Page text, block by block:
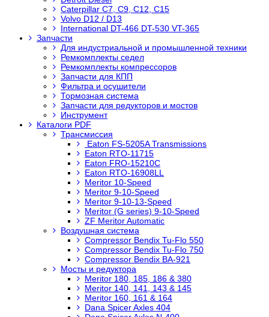
Caterpillar C7, C9, C12, C15
Volvo D12 / D13
International DT-466 DT-530 VT-365
Запчасти
Для индустриальной и промышленной техники
Ремкомплекты седел
Ремкомплекты компрессоров
Запчасти для КПП
Фильтра и осушители
Тормозная система
Запчасти для редукторов и мостов
Инструмент
Каталоги PDF
Трансмиссия
Eaton FS-5205A Transmissions
Eaton RTO-11715
Eaton FRO-15210C
Eaton RTO-16908LL
Meritor 10-Speed
Meritor 9-10-Speed
Meritor 9-10-13-Speed
Meritor (G series) 9-10-Speed
ZF Meritor Automatic
Воздушная система
Compressor Bendix Tu-Flo 550
Compressor Bendix Tu-Flo 750
Compressor Bendix BA-921
Мосты и редуктора
Meritor 180, 185, 186 & 380
Meritor 140, 141, 143 & 145
Meritor 160, 161 & 164
Dana Spicer Axles 404